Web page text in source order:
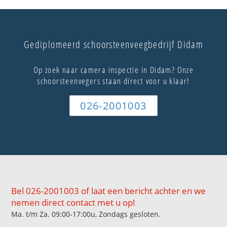
Gediplomeerd schoorsteenveegbedrijf Didam
Op zoek naar camera inspectie in Didam? Onze
schoorsteenvegers staan direct voor u klaar!
026-2001003
Bel 026-2001003 of laat een bericht achter en we
nemen direct contact met u op!
Ma. t/m Za. 09:00-17:00u, Zondags gesloten.